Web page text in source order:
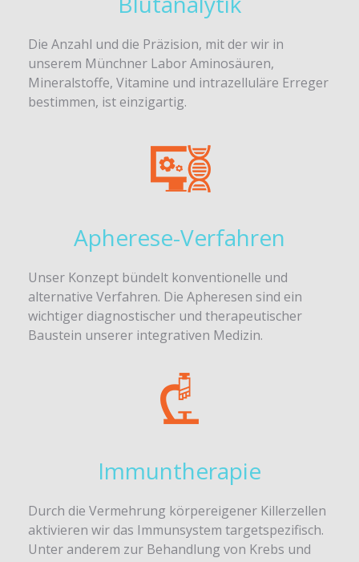
Die Anzahl und die Präzision, mit der wir in
unserem Münchner Labor Aminosäuren,
Mineralstoffe, Vitamine und intrazelluläre Erreger
bestimmen, ist einzigartig.
Apherese-Verfahren
Unser Konzept bündelt konventionelle und
alternative Verfahren. Die Apheresen sind ein
wichtiger diagnostischer und therapeutischer
Baustein unserer integrativen Medizin.
Immuntherapie
Durch die Vermehrung körpereigener Killerzellen
aktivieren wir das Immunsystem targetspezifisch.
Unter anderem zur Behandlung von Krebs und